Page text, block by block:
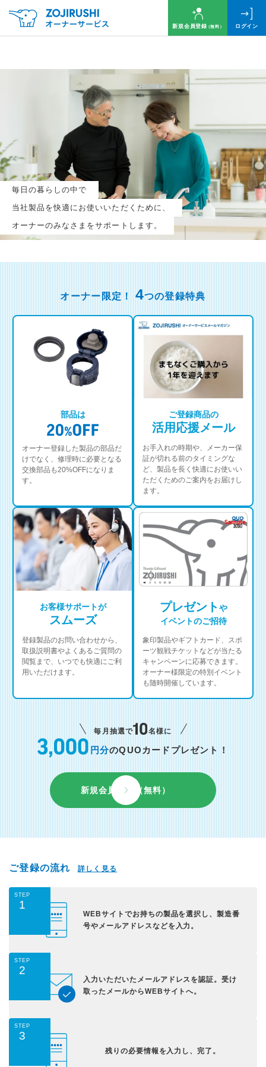
新規会員登録（無料） ログイン
毎日の暮らしの中で
当社製品を快適にお使いいただくために、
オーナーのみなさまをサポートします。
毎月抽選で 名様に
円分のQUOカードプレゼント！
新規会員登録（無料）
ログイン
※新規会員登録または追加製品登録をいただいた方が対象です
※オーナーサービスは日本国内にお住まいの個人の方向けサービスとなります
オーナー限定！ 4つの登録特典
部品は
オーナー登録した製品の部品だ
けでなく、修理時に必要となる
交換部品も20%OFFになりま
す。
ご登録商品の
活用応援メール
お手入れの時期や、メーカー保
証が切れる前のタイミングな
ど、製品を長く快適にお使いい
ただくためのご案内をお届けし
ます。
お客様サポートが
スムーズ
登録製品のお問い合わせから、
取扱説明書やよくあるご質問の
閲覧まで、いつでも快適にご利
用いただけます。
プレゼントや
イベントのご招待
象印製品やギフトカード、スポ
ーツ観戦チケットなどが当たる
キャンペーンに応募できます。
オーナー様限定の特別イベント
も随時開催しています。
毎月抽選で 名様に
円分のQUOカードプレゼント！
新規会員登録（無料）
ご登録の流れ 詳しく見る
STEP
1
WEBサイトでお持ちの製品を選択し、製造番
号やメールアドレスなどを入力。
STEP
2
入力いただいた メールアドレスを認証。受け
取ったメールからWEBサイトへ。
STEP
3
残りの必要情報を入力し、完了。